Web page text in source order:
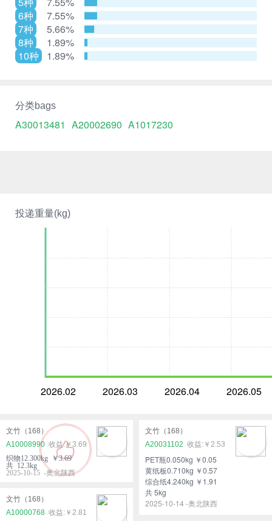
投递重量(kg)
2026.02 2026.03 2026.04 2026.05
文竹（168）
A10008990
￥3.69
织物12.300kg ￥3.69
共 12.3kg
2025-10-15 -奥北陕西
文竹（168）
A20031102
￥2.53
PET瓶0.050kg ￥0.05
黄纸板0.710kg ￥0.57
综合纸4.240kg ￥1.91
共 5kg
2025-10-14 -奥北陕西
文竹（168）
A10000768
￥2.81
6种
7.55%
7种
5.66%
8种
1.89%
10种
1.89%
分类bags
A30013481 A20002690 A1017230